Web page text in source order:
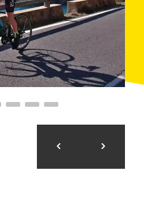
pequeñas localidades con
Rosamar o Santa